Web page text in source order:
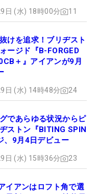
日 (水) 18時00分 11
けを追求！ブリヂスト
ージド『B-FORGED
＋』アイアンが9月
日 (水) 14時48分 24
であらゆる状況からピ
ストン『BITING SPIN
、9月4日デビュー
日 (水) 15時36分 23
イアンはロフト角で選